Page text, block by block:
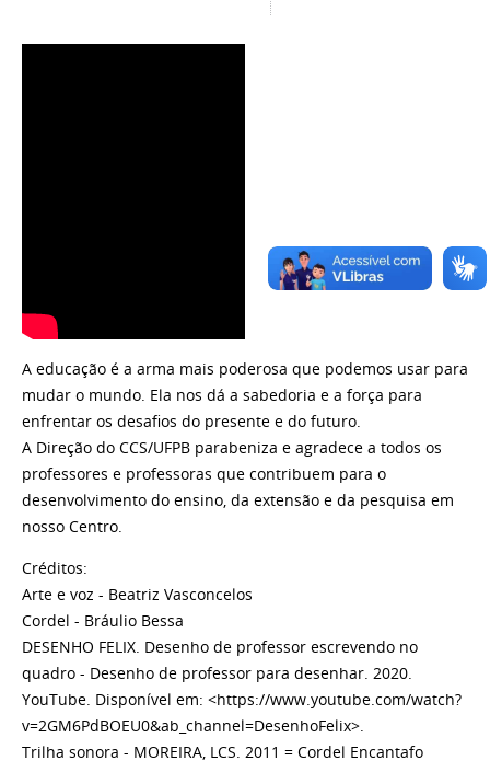
A educação é a arma mais poderosa que podemos usar para
mudar o mundo. Ela nos dá a sabedoria e a força para
enfrentar os desafios do presente e do futuro.
A Direção do CCS/UFPB parabeniza e agradece a todos os
professores e professoras que contribuem para o
desenvolvimento do ensino, da extensão e da pesquisa em
nosso Centro.
Créditos:
Arte e voz - Beatriz Vasconcelos
Cordel - Bráulio Bessa
DESENHO FELIX. Desenho de professor escrevendo no
quadro - Desenho de professor para desenhar. 2020.
YouTube. Disponível em: <https://www.youtube.com/watch?
v=2GM6PdBOEU0&ab_channel=DesenhoFelix>.
Trilha sonora - MOREIRA, LCS. 2011 = Cordel Encantafo